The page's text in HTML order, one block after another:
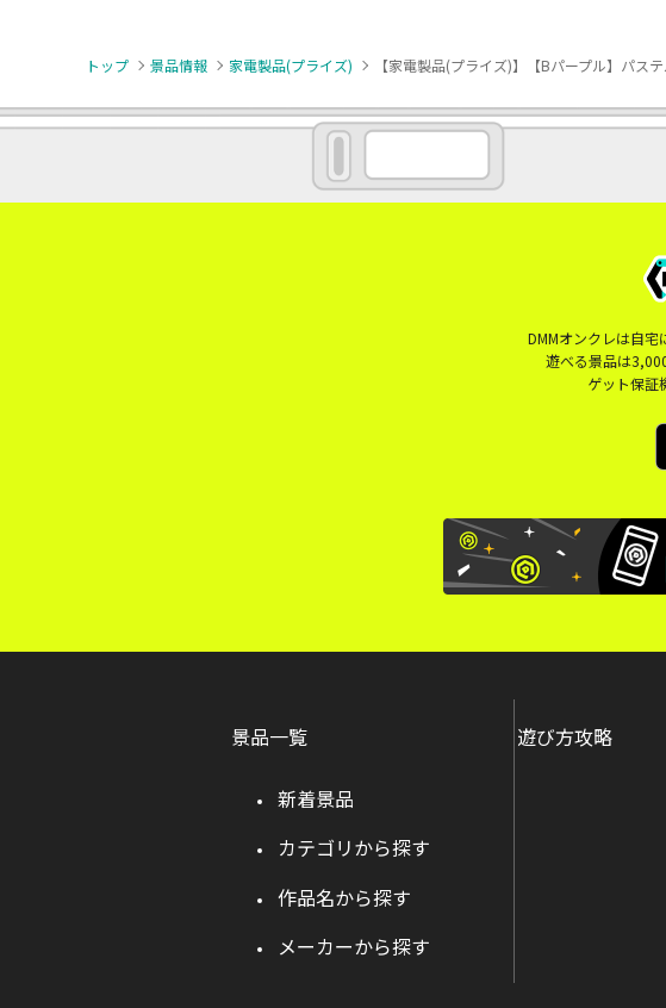
トップ 景品情報 家電製品(プライズ) 【家電製品(プライズ)】【Bパープル】パス
DMMオンクレは自
遊べる景品は
ゲット保証
景品一覧
新着景品
カテゴリから探す
作品名から探す
メーカーから探す
遊び方攻略